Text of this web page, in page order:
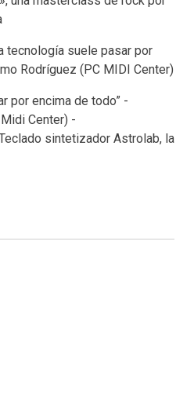
tecnología suele pasar por
Rodríguez (PC MIDI Center)
por encima de todo” -
Center) -
sintetizador Astrolab, la